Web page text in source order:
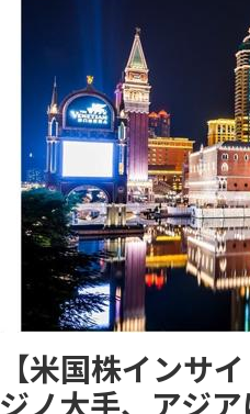
【米国株インサ
ジノ大手、アジ